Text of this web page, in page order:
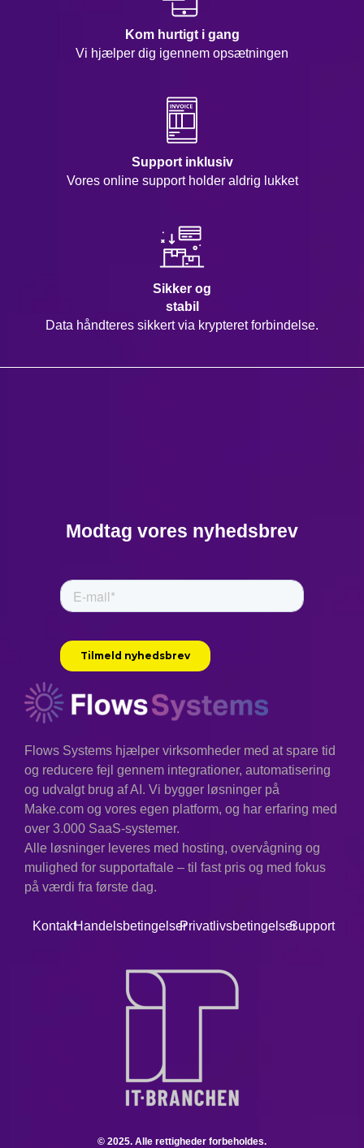
Kom hurtigt i gang
Vi hjælper dig igennem opsætningen
Support inklusiv
Vores online support holder aldrig lukket
Sikker og
stabil
Data håndteres sikkert via krypteret forbindelse.
Modtag vores nyhedsbrev
Flows Systems hjælper virksomheder med at spare tid
og reducere fejl gennem integrationer, automatisering
og udvalgt brug af AI. Vi bygger løsninger på
Make.com og vores egen platform, og har erfaring med
over 3.000 SaaS-systemer.
Alle løsninger leveres med hosting, overvågning og
mulighed for supportaftale – til fast pris og med fokus
på værdi fra første dag.
KontaktHandelsbetingelserPrivatlivsbetingelserSupport
© 2025. Alle rettigheder forbeholdes.